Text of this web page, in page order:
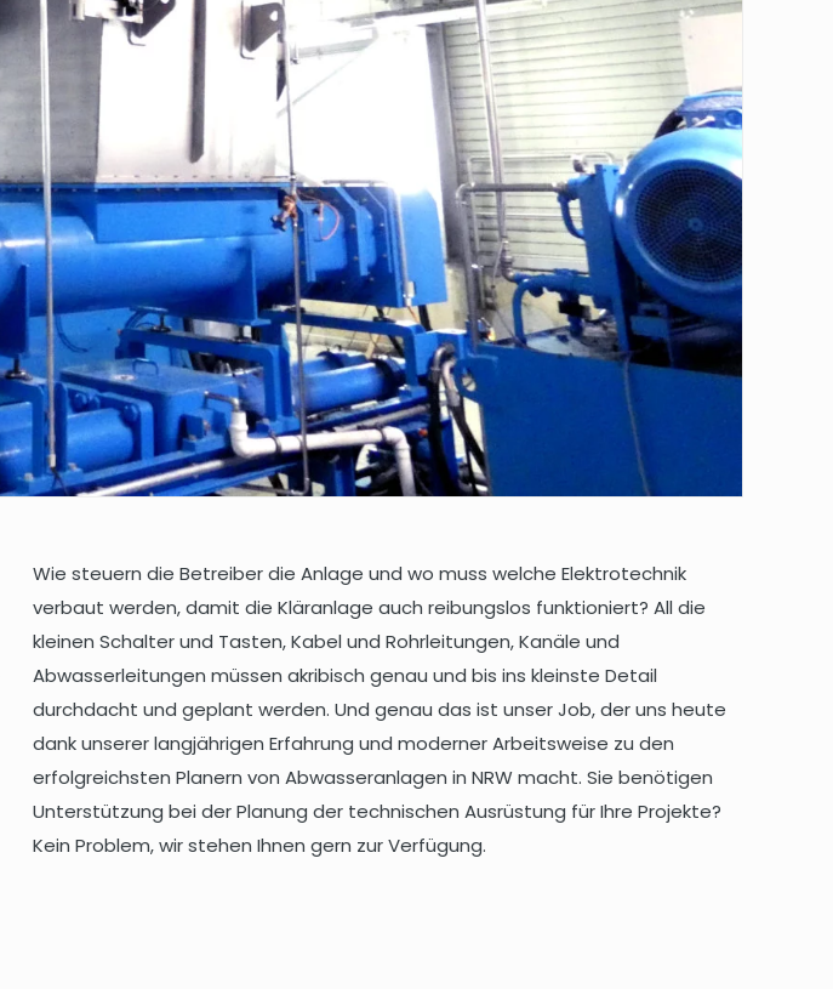
Wie steuern die Betreiber die Anlage und wo muss welche Elektrotechnik
verbaut werden, damit die Kläranlage auch reibungslos funktioniert? All die
kleinen Schalter und Tasten, Kabel und Rohrleitungen, Kanäle und
Abwasserleitungen müssen akribisch genau und bis ins kleinste Detail
durchdacht und geplant werden. Und genau das ist unser Job, der uns heute
dank unserer langjährigen Erfahrung und moderner Arbeitsweise zu den
erfolgreichsten Planern von Abwasseranlagen in NRW macht. Sie benötigen
Unterstützung bei der Planung der technischen Ausrüstung für Ihre Projekte?
Kein Problem, wir stehen Ihnen gern zur Verfügung.